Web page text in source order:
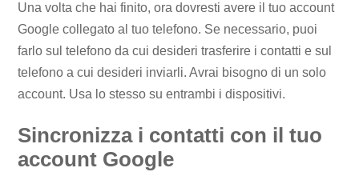
Una volta che hai finito, ora dovresti avere il tuo account
Google collegato al tuo telefono. Se necessario, puoi
farlo sul telefono da cui desideri trasferire i contatti e sul
telefono a cui desideri inviarli. Avrai bisogno di un solo
account. Usa lo stesso su entrambi i dispositivi.
Sincronizza i contatti con il tuo
account Google